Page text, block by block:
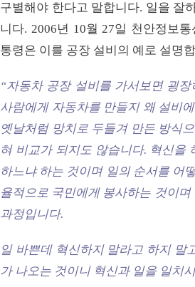
구별해야 한다고 말합니다. 일을 잘
니다. 2006년 10월 27일 천안정보
통령은 이를 공장 설비의 예로 설명
“자동차 공장 설비를 가서보면 굉
사람에게 자동차를 만들지 왜 설비
옛날처럼 망치로 두들겨 만든 방식
혀 비교가 되지도 않습니다. 혁신을
하느냐 하는 것이며 일의 순서를 어
율적으로 국민에게 봉사하는 것이
과정입니다.
일 바쁜데 혁신하지 말라고 하지 말
가 나오는 것이니 혁신과 일을 일치